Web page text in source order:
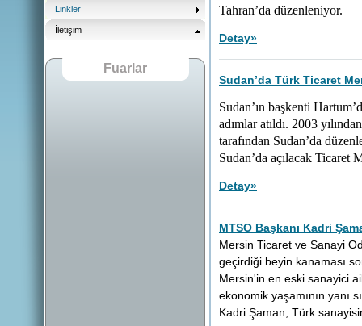
Linkler
İletişim
Fuarlar
Tahran’da düzenleniyor.
Detay»
Sudan’da Türk Ticaret
Sudan’ın başkenti
adımlar atıldı. 2003
tarafından Sudan’da
Sudan’da açılacak Ticaret
Detay»
MTSO Başkanı Kadri
Mersin Ticaret ve Sanayi
geçirdiği beyin kanaması
Mersin'in en eski sanayici
ekonomik yaşamının yanı
Kadri Şaman, Türk